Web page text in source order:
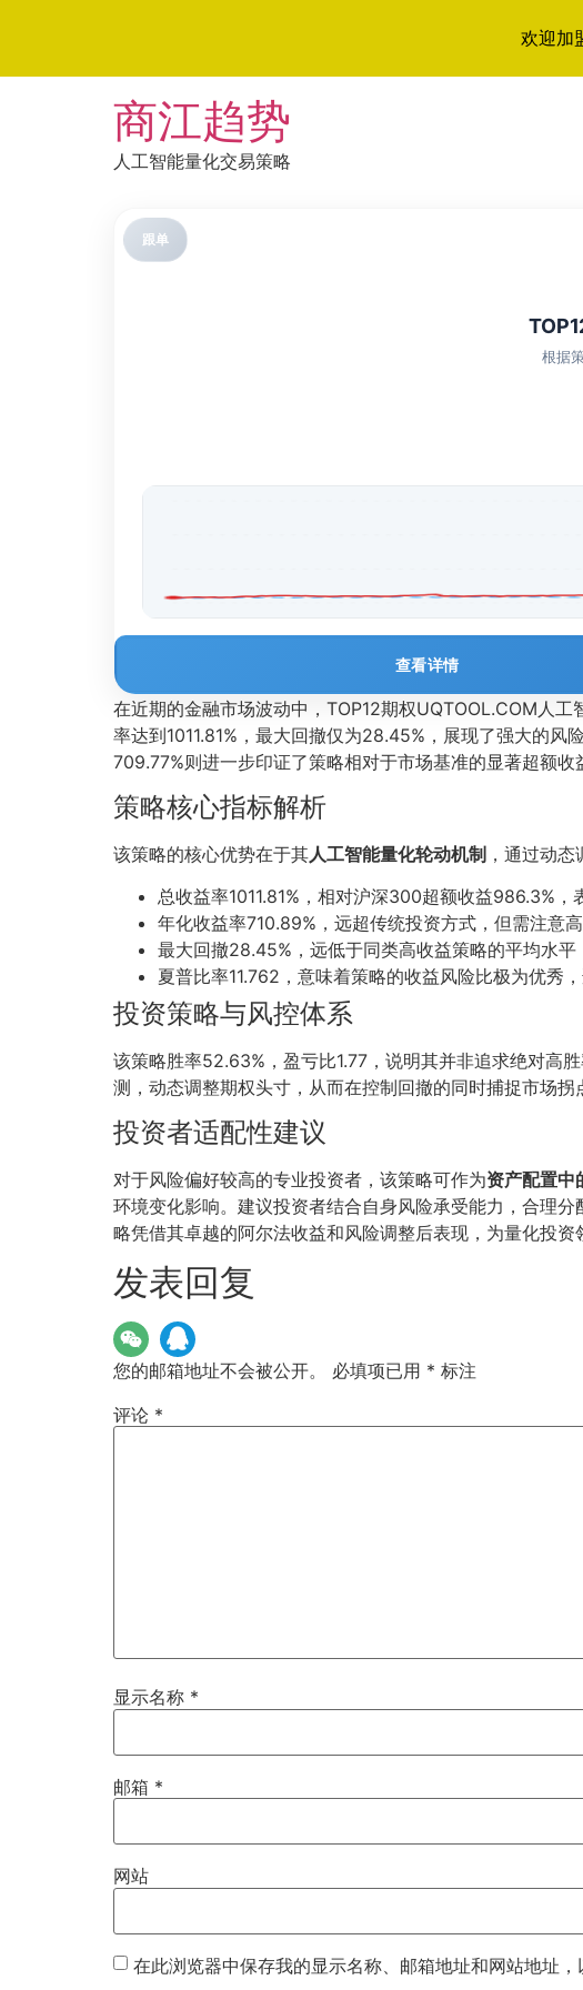
商江趋势
人工智能量化交易策略
跟单
根据
查看详情
在近期的金融市场波动中，TOP12期权UQTOOL.COM人工
率达到1011.81%，最大回撤仅为28.45%，展现了强大的风
709.77%则进一步印证了策略相对于市场基准的显著超额收
策略核心指标解析
该策略的核心优势在于其人工智能量化轮动机制 ，通过动
总收益率1011.81%，相对沪深300超额收益986.3%，
年化收益率710.89%，远超传统投资方式，但需注意高
最大回撤28.45%，远低于同类高收益策略的平均水平
夏普比率11.762，意味着策略的收益风险比极为优秀
投资策略与风控体系
该策略胜率52.63%，盈亏比1.77，说明其并非追求绝对高
测，动态调整期权头寸，从而在控制回撤的同时捕捉市场
投资者适配性建议
对于风险偏好较高的专业投资者，该策略可作为资产配置中
环境变化影响。建议投资者结合自身风险承受能力，合理
略凭借其卓越的阿尔法收益和风险调整后表现，为量化投资
发表回复
您的邮箱地址不会被公开。 必填项已用 * 标注
评论 *
显示名称 *
邮箱 *
网站
在此浏览器中保存我的显示名称、邮箱地址和网站地址，
欢迎加